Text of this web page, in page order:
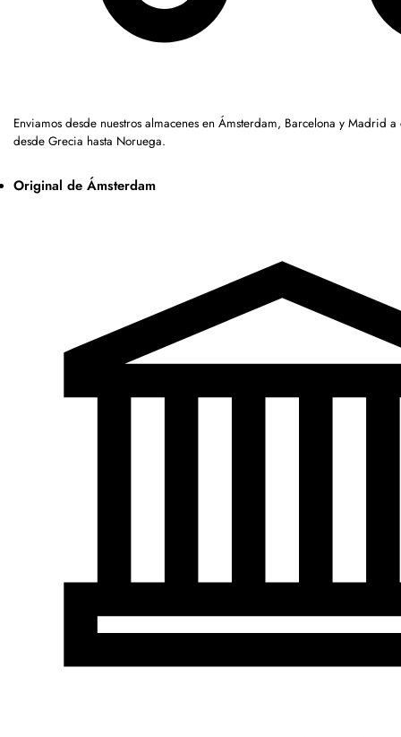
Enviamos desde nuestros almacenes en Ámsterdam, Barcelona y Madrid
desde Grecia hasta Noruega.
Original de Ámsterdam